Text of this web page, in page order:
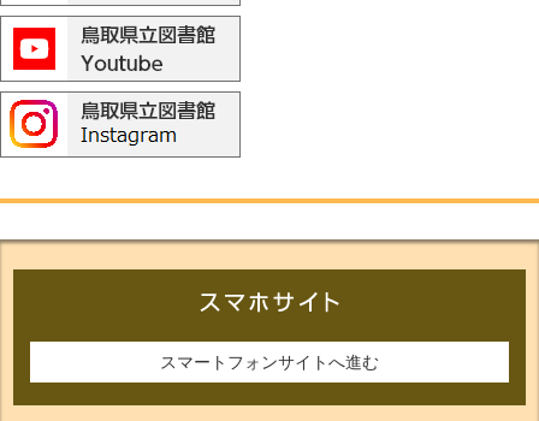
スマートフォンサイトへ進む